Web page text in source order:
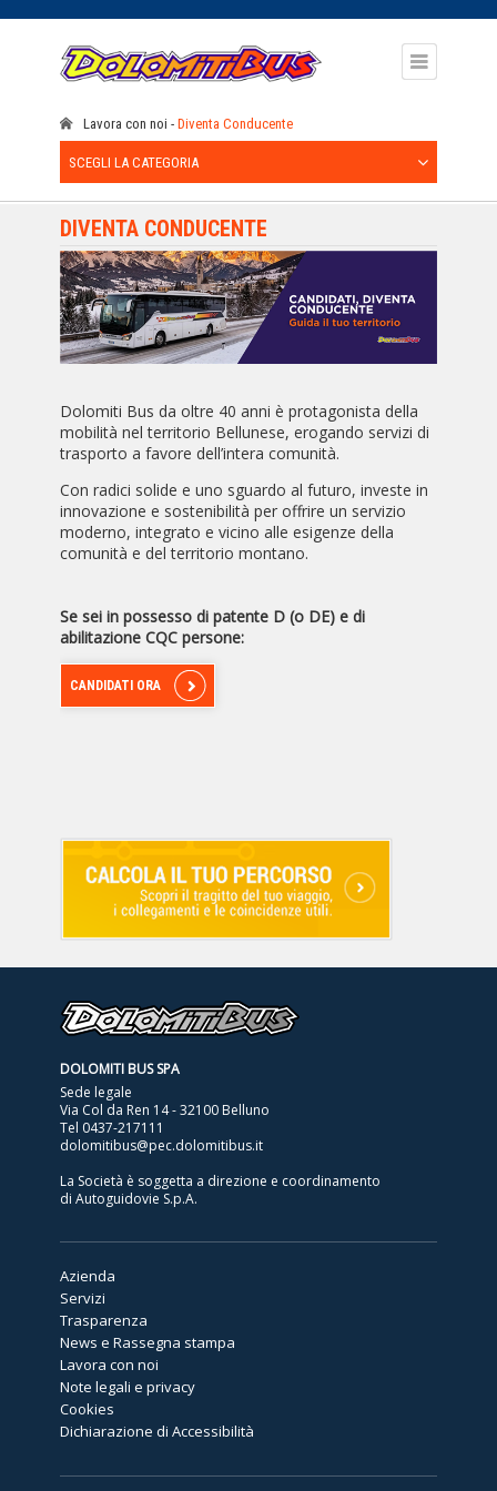
Lavora con noi Diventa Conducente
SCEGLI LA CATEGORIA
DIVENTA CONDUCENTE
Dolomiti Bus da oltre 40 anni è protagonista della
mobilità nel territorio Bellunese, erogando servizi di
trasporto a favore dell’intera comunità.
Con radici solide e uno sguardo al futuro, investe in
innovazione e sostenibilità per offrire un servizio
moderno, integrato e vicino alle esigenze della
comunità e del territorio montano.
Se sei in possesso di patente D (o DE) e di
abilitazione CQC persone:
CANDIDATI ORA
DOLOMITI BUS SPA
Sede legale
Via Col da Ren 14 - 32100 Belluno
Tel 0437-217111
dolomitibus@pec.dolomitibus.it
La Società è soggetta a direzione e coordinamento
di Autoguidovie S.p.A.
Azienda
Servizi
Trasparenza
News e Rassegna stampa
Lavora con noi
Note legali e privacy
Cookies
Dichiarazione di Accessibilità